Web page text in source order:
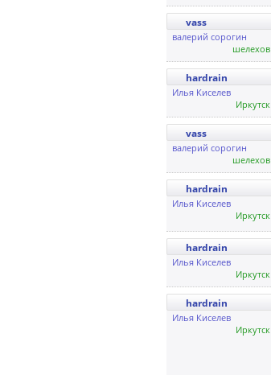
vass
валерий сорогин
шелехов
hardrain
Илья Киселев
Иркутск
vass
валерий сорогин
шелехов
hardrain
Илья Киселев
Иркутск
hardrain
Илья Киселев
Иркутск
hardrain
Илья Киселев
Иркутск